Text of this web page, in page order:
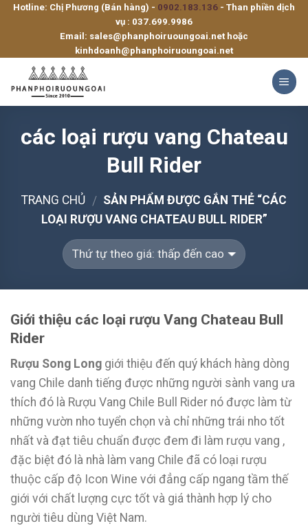
SkipHotline: Chị Phương (Bán hàng) - 0902.183.136 - Than phiền dịch
vụ : 037.699.9986
Email: sales@phanphoiruoungoai.net hoặc
kinhdoanh@phanphoiruoungoai.net
các loại rượu vang Chateau
Bull Rider
TRANG CHỦ / SẢN PHẨM ĐƯỢC GẮN THẺ “CÁC
LOẠI RƯỢU VANG CHATEAU BULL RIDER”
Giới thiệu các loại rượu Vang Chateau Bull
Rider
Rượu Song Long giới thiệu đến quý khách hàng dòng
vang Chile danh tiếng được những người sành vang ưa
thích đó là Rượu Vang Chile Bull Rider nó được làm từ
những vườn nho tuyển chọn và chỉ những trái nho tốt
nhất và đạt tiêu chuẩn được đem đi làm rượu vang ,
đặc biệt đó là nhà làm vang Chile đã có loại rượu
thuộc cấp độ Icon Wine với đẳng cấp ngang tầm thế
giới với chất lượng cực tốt và giá thành hợp lý cho
người tiêu dùng Việt Nam.